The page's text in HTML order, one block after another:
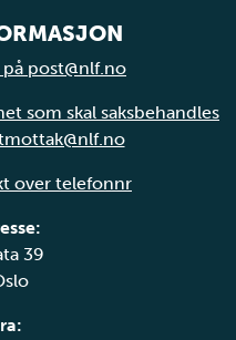
post@nlf.no
som skal saksbehandles
over telefonnr
39